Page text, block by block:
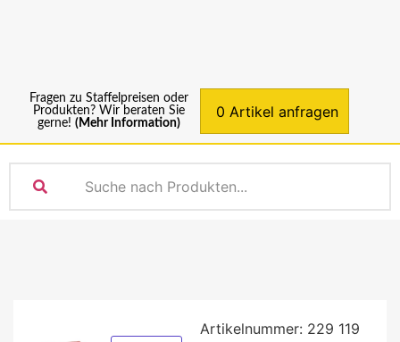
Fragen zu Staffelpreisen oder
Produkten? Wir beraten Sie
gerne! (Mehr Information)
0 Artikel anfragen
Artikelnummer: 229 119